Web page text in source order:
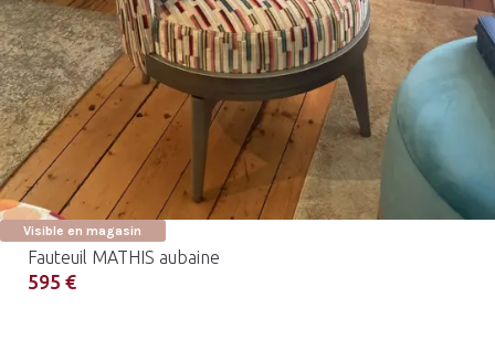
Visible en magasin
Fauteuil MATHIS aubaine
595 €